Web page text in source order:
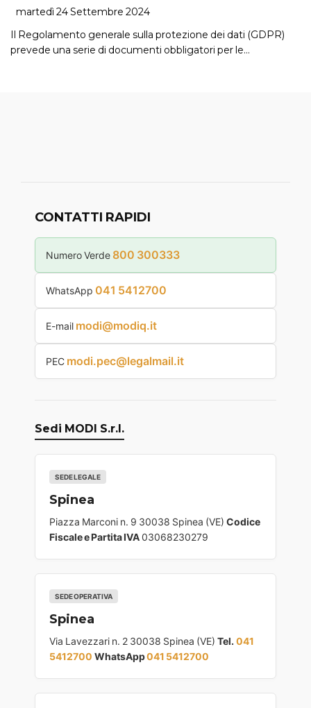
martedì 24 Settembre 2024
Il Regolamento generale sulla protezione dei dati (GDPR)
prevede una serie di documenti obbligatori per le…
CONTATTI RAPIDI
Numero Verde 800 300333
WhatsApp 041 5412700
E-mail modi@modiq.it
PEC modi.pec@legalmail.it
Sedi MODI S.r.l.
SEDE LEGALE
Spinea
Piazza Marconi n. 9 30038 Spinea (VE) Codice
Fiscale e Partita IVA03068230279
SEDE OPERATIVA
Spinea
Via Lavezzari n. 2 30038 Spinea (VE) Tel. 041
5412700 WhatsApp041 5412700